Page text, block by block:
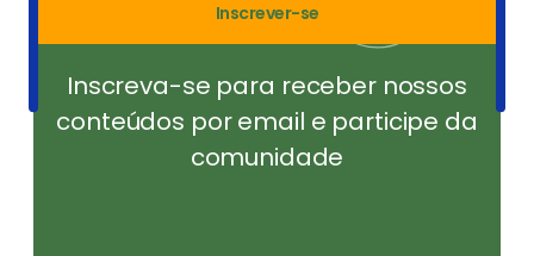
Inscrever-se
Inscreva-se para receber nossos
conteúdos por email e participe da
comunidade